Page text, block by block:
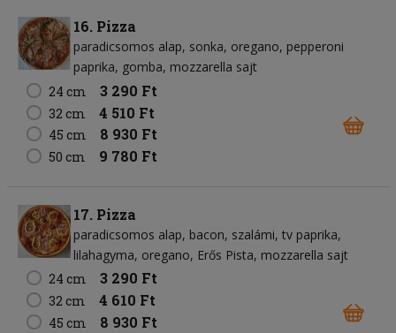
16. Pizza
paradicsomos alap sonka oregano pepperoni
paprika gomba mozzarella sajt
24 cm
3 290 Ft
32 cm 4 510 Ft
45 cm 8 930 Ft
50 cm 9 780 Ft
17. Pizza
paradicsomos alap bacon szalámi tv paprika
lilahagyma oregano Erős Pista mozzarella sajt
24 cm
3 290 Ft
32 cm 4 610 Ft
45 cm 8 930 Ft